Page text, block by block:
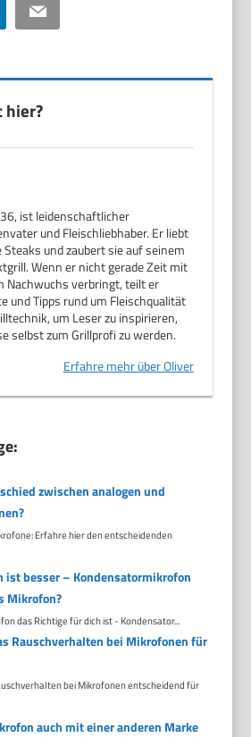
Email
hier?
ist leidenschaftlicher
und Fleischliebhaber. Er liebt
und zaubert sie auf seinem
Wenn er nicht gerade Zeit mit
Nachwuchs verbringt, teilt er
und Tipps rund um Fleischqualität
um Leser zu inspirieren,
selbst zum Grillprofi zu werden.
Erfahre mehr über Oliver
zwischen analogen und
Erfahre hier den entscheidenden
ist besser – Kondensatormikrofon
Mikrofon?
das Richtige für dich ist - Kondensator...
Rauschverhalten bei Mikrofonen für
bei Mikrofonen entscheidend für
auch mit einer anderen Marke